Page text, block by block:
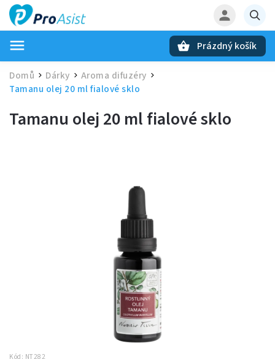
Prázdný košík
Domů / Dárky / Aroma difuzéry /
Tamanu olej 20 ml fialové sklo
Tamanu olej 20 ml fialové sklo
Kód: NT282